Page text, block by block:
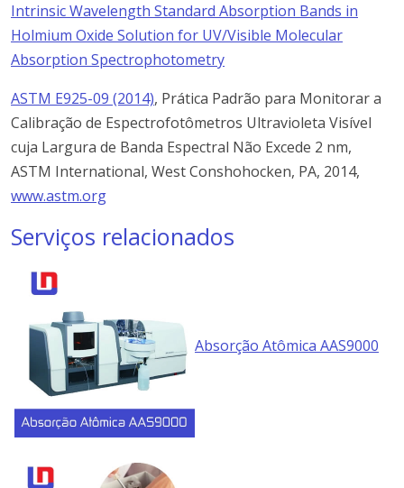
Intrinsic Wavelength Standard Absorption Bands in
Holmium Oxide Solution for UV/Visible Molecular
Absorption Spectrophotometry
ASTM E925-09 (2014), Prática Padrão para Monitorar a
Calibração de Espectrofotômetros Ultravioleta Visível
cuja Largura de Banda Espectral Não Excede 2 nm,
ASTM International, West Conshohocken, PA, 2014,
www.astm.org
Serviços relacionados
Absorção Atômica AAS9000